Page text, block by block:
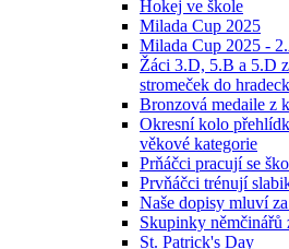
Hokej ve škole
Milada Cup 2025
Milada Cup 2025 -
Žáci 3.D, 5.B a 5.D
stromeček do
Bronzová medaile z
Okresní kolo
věkové kategorie
Prňáčci pracují se
Prvňáčci trénují
Naše dopisy mluví
Skupinky
St. Patrick's Day